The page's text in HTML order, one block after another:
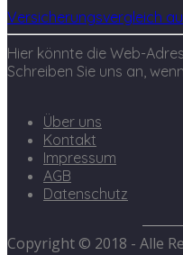
Versicherungsvergleich
Hier könnte die Web-
Schreiben Sie uns an,
Über uns
Kontakt
Impressum
AGB
Datenschutz
Copyright © 2018 - Alle